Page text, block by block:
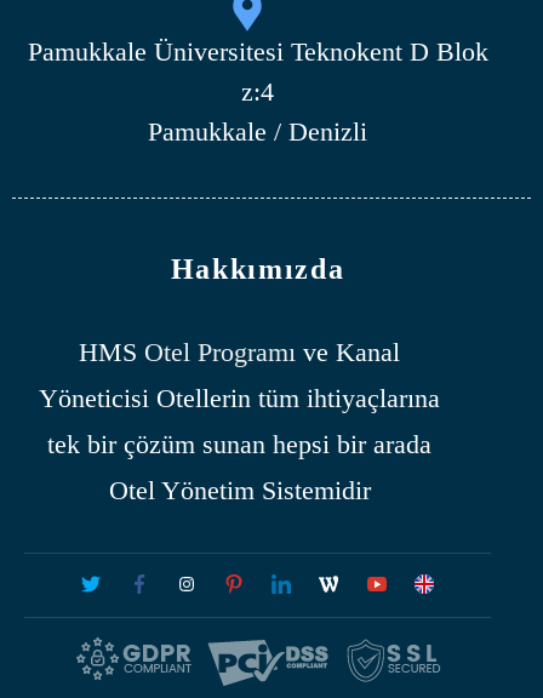
Pamukkale Üniversitesi Teknokent D Blok
z:4
Pamukkale / Denizli
Hakkımızda
HMS Otel Programı ve Kanal
Yöneticisi Otellerin tüm ihtiyaçlarına
tek bir çözüm sunan hepsi bir arada
Otel Yönetim Sistemidir